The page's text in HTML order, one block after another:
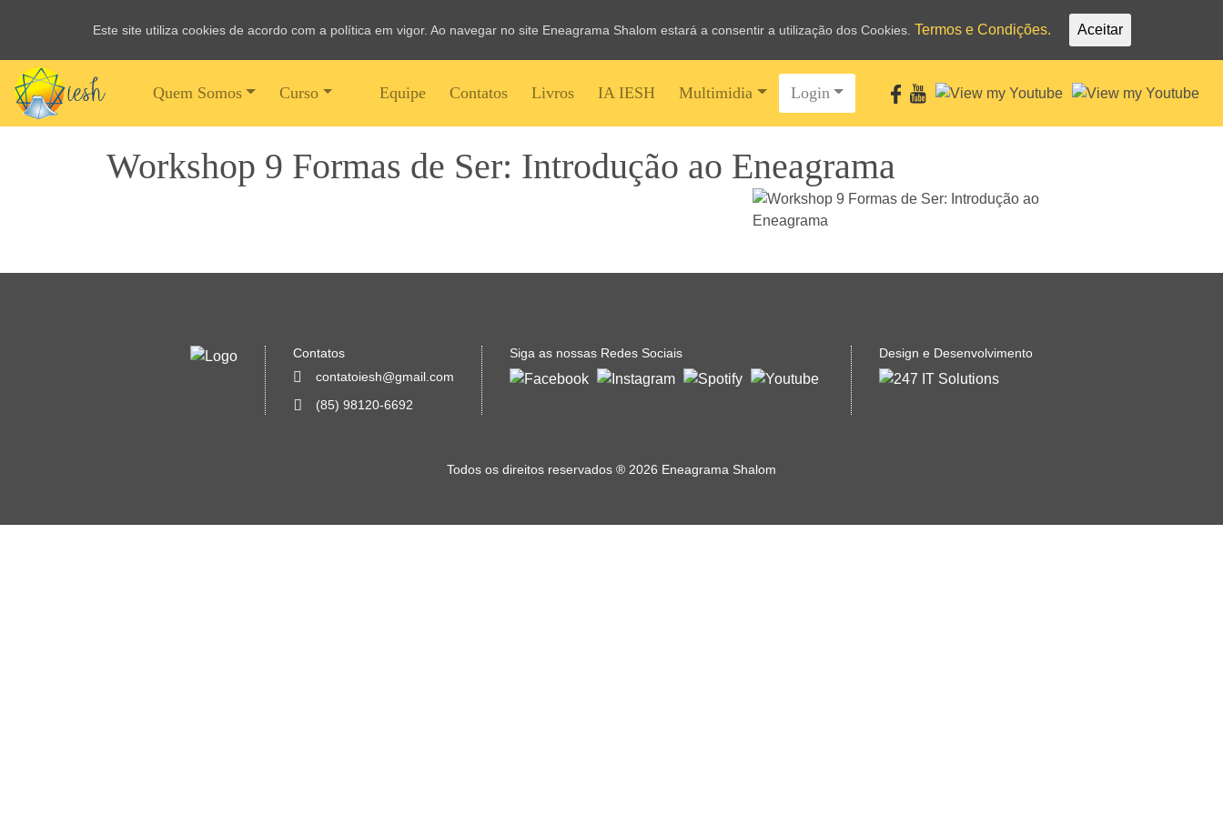
Quem Somos Curso Equipe Contatos Livros IA IESH Multimidia Login
Workshop 9 Formas de Ser: Introdução ao Eneagrama
Contatos
contatoiesh@gmail.com
(85) 98120-6692
Siga as nossas Redes Sociais Design e Desenvolvimento
Todos os direitos reservados ® 2026 Eneagrama Shalom
Este site utiliza cookies de acordo com a política em vigor. Ao navegar no site Eneagrama Shalom estará a consentir a utilização dos Cookies. Termos e Condições. Aceitar